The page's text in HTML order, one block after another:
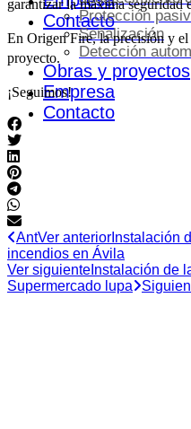
ContactoProtección
Señalización
Detección
Obras y proyectos
Empresa
Contacto
garantizar la máxima seguridad
En Origen Fire, la precisión y
proyecto.
¡Seguimos!
AntVer anterior Instalación
incendios en Ávila
Ver siguiente Instalación de
Supermercado lupa